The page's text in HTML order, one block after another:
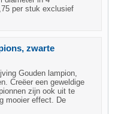
per stuk exclusief
zwarte
Gouden lampion,
Creëer een geweldige
zijn ook uit te
mooier effect. De